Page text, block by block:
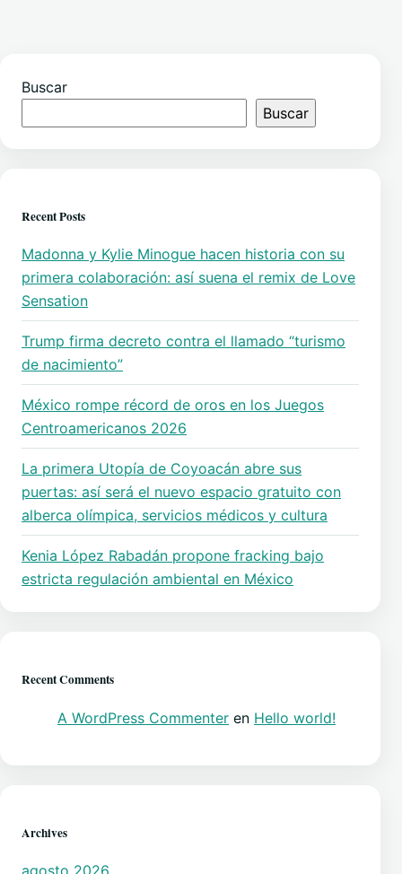
Buscar
Buscar
Recent Posts
Madonna y Kylie Minogue hacen historia con su
primera colaboración: así suena el remix de Love
Sensation
Trump firma decreto contra el llamado “turismo
de nacimiento”
México rompe récord de oros en los Juegos
Centroamericanos 2026
La primera Utopía de Coyoacán abre sus
puertas: así será el nuevo espacio gratuito con
alberca olímpica, servicios médicos y cultura
Kenia López Rabadán propone fracking bajo
estricta regulación ambiental en México
Recent Comments
A WordPress Commenter en Hello world!
Archives
agosto 2026